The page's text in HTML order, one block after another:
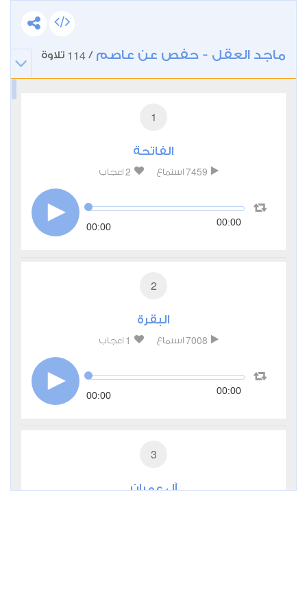
ماجد العقل - حفص عن عاصم /
114 تلاوة
1
الفاتحة
7459 استماع 2 اعجاب
00:00 00:00
2
البقرة
7008 استماع 1 اعجاب
00:00 00:00
3
آل عمران